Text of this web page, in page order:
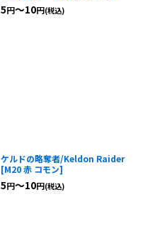
5円～10円(税込)
ケルドの略奪者/Keldon Raider
[M20 赤 コモン]
5円～10円(税込)